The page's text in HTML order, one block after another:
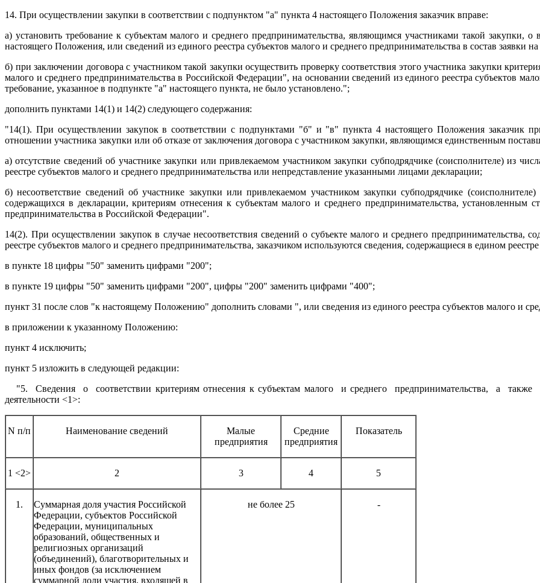
14. При осуществлении закупки в соответствии с подпунктом "а" пункта 4 настоящего Положения заказчик вправе:
а) установить требование к субъектам малого и среднего предпринимательства, являющимся участниками такой закупки,
настоящего Положения, или сведений из единого реестра субъектов малого и среднего предпринимательства в состав заявки на
б) при заключении договора с участником такой закупки осуществить проверку соответствия этого участника закупки
малого и среднего предпринимательства в Российской Федерации", на основании сведений из единого реестра субъектов
требование, указанное в подпункте "а" настоящего пункта, не было установлено.";
дополнить пунктами 14(1) и 14(2) следующего содержания:
"14(1). При осуществлении закупок в соответствии с подпунктами "б" и "в" пункта 4 настоящего Положения заказчик
отношении участника закупки или об отказе от заключения договора с участником закупки, являющимся единственным
а) отсутствие сведений об участнике закупки или привлекаемом участником закупки субподрядчике (соисполнителе) из
реестре субъектов малого и среднего предпринимательства или непредставление указанными лицами декларации;
б) несоответствие сведений об участнике закупки или привлекаемом участником закупки субподрядчике
содержащихся в декларации, критериям отнесения к субъектам малого и среднего предпринимательства, установленным
предпринимательства в Российской Федерации".
14(2). При осуществлении закупок в случае несоответствия сведений о субъекте малого и среднего предпринимательства,
реестре субъектов малого и среднего предпринимательства, заказчиком используются сведения, содержащиеся в едином
в пункте 18 цифры "50" заменить цифрами "200";
в пункте 19 цифры "50" заменить цифрами "200", цифры "200" заменить цифрами "400";
пункт 31 после слов "к настоящему Положению" дополнить словами ", или сведения из единого реестра субъектов малого и
в приложении к указанному Положению:
пункт 4 исключить;
пункт 5 изложить в следующей редакции:
"5. Сведения о соответствии критериям отнесения к субъектам малого и среднего предпринимательства, а также
деятельности <1>:
N п/п Наименование сведений
Малые
предприятия
Средние
предприятия
Показатель
1 <2> 2 3 4 5
1.
Суммарная доля участия Российской
Федерации, субъектов Российской
Федерации, муниципальных
образований, общественных и
религиозных организаций
(объединений), благотворительных и
иных фондов (за исключением
суммарной доли участия, входящей в
не более 25 -